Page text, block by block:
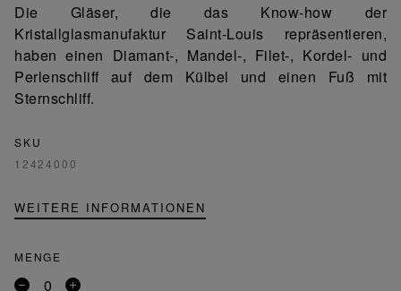
Die Gläser, die das Know-how der
Kristallglasmanufaktur Saint-Louis repräsentieren,
haben einen Diamant-, Mandel-, Filet-, Kordel- und
Perlenschliff auf dem Külbel und einen Fuß mit
Sternschliff.
SKU
12424000
WEITERE INFORMATIONEN
MENGE